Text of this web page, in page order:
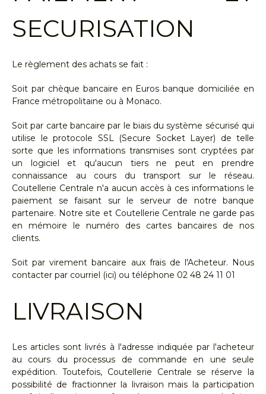
SECURISATION
Le règlement des achats se fait :
Soit par chèque bancaire en Euros banque domiciliée en
France métropolitaine ou à Monaco.
Soit par carte bancaire par le biais du système sécurisé qui
utilise le protocole SSL (Secure Socket Layer) de telle
sorte que les informations transmises sont cryptées par
un logiciel et qu'aucun tiers ne peut en prendre
connaissance au cours du transport sur le réseau.
Coutellerie Centrale n'a aucun accès à ces informations le
paiement se faisant sur le serveur de notre banque
partenaire. Notre site et Coutellerie Centrale ne garde pas
en mémoire le numéro des cartes bancaires de nos
clients.
Soit par virement bancaire aux frais de l'Acheteur. Nous
contacter par courriel (ici) ou téléphone 02 48 24 11 01
LIVRAISON
Les articles sont livrés à l'adresse indiquée par l'acheteur
au cours du processus de commande en une seule
expédition. Toutefois, Coutellerie Centrale se réserve la
possibilité de fractionner la livraison mais la participation